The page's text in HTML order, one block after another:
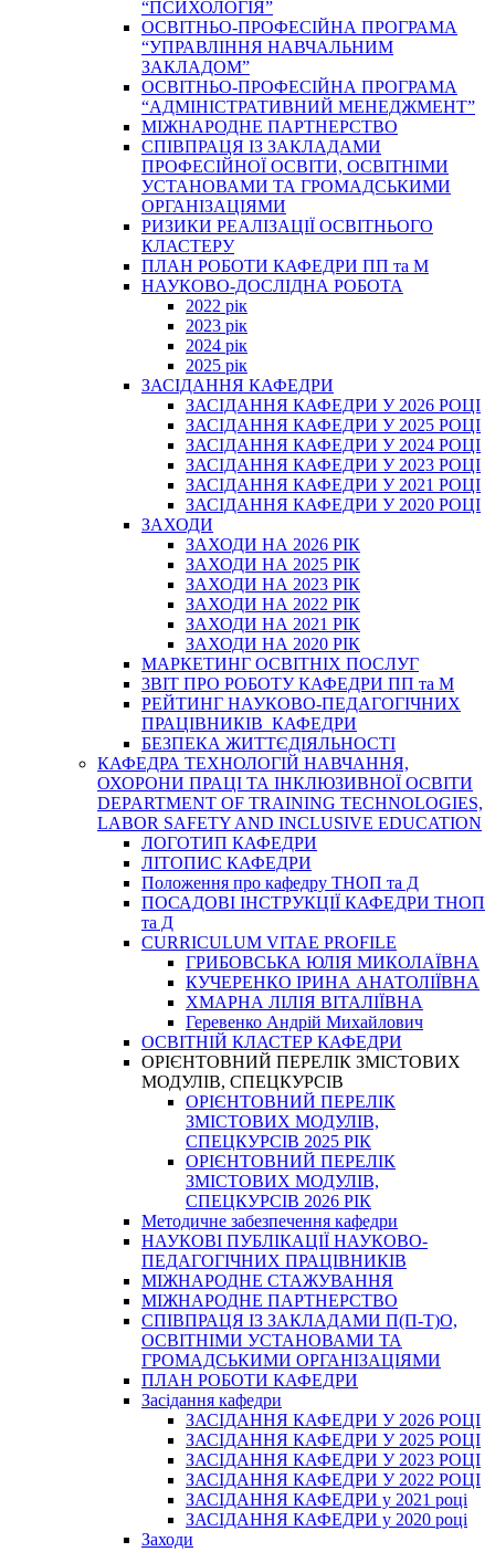
“ПСИХОЛОГІЯ”
ОСВІТНЬО-ПРОФЕСІЙНА ПРОГРАМА
“УПРАВЛІННЯ НАВЧАЛЬНИМ
ЗАКЛАДОМ”
ОСВІТНЬО-ПРОФЕСІЙНА ПРОГРАМА
“АДМІНІСТРАТИВНИЙ МЕНЕДЖМЕНТ”
МІЖНАРОДНЕ ПАРТНЕРСТВО
СПІВПРАЦЯ ІЗ ЗАКЛАДАМИ
ПРОФЕСІЙНОЇ ОСВІТИ, ОСВІТНІМИ
УСТАНОВАМИ ТА ГРОМАДСЬКИМИ
ОРГАНІЗАЦІЯМИ
РИЗИКИ РЕАЛІЗАЦІЇ ОСВІТНЬОГО
КЛАСТЕРУ
ПЛАН РОБОТИ КАФЕДРИ ПП та М
НАУКОВО-ДОСЛІДНА РОБОТА
2022 рік
2023 рік
2024 рік
2025 рік
ЗАСІДАННЯ КАФЕДРИ
ЗАСІДАННЯ КАФЕДРИ У 2026 РОЦІ
ЗАСІДАННЯ КАФЕДРИ У 2025 РОЦІ
ЗАСІДАННЯ КАФЕДРИ У 2024 РОЦІ
ЗАСІДАННЯ КАФЕДРИ У 2023 РОЦІ
ЗАСІДАННЯ КАФЕДРИ У 2021 РОЦІ
ЗАСІДАННЯ КАФЕДРИ У 2020 РОЦІ
ЗАХОДИ
ЗАХОДИ НА 2026 РІК
ЗАХОДИ НА 2025 РІК
ЗАХОДИ НА 2023 РІК
ЗАХОДИ НА 2022 РІК
ЗАХОДИ НА 2021 РІК
ЗАХОДИ НА 2020 РІК
МАРКЕТИНГ ОСВІТНІХ ПОСЛУГ
3BIT ПРО РОБОТУ КАФЕДРИ ПП та М
РЕЙТИНГ НАУКОВО-ПЕДАГОГІЧНИХ
ПРАЦІВНИКІВ КАФЕДРИ
БЕЗПЕКА ЖИТТЄДІЯЛЬНОСТІ
КАФЕДРА ТЕХНОЛОГІЙ НАВЧАННЯ,
ОХОРОНИ ПРАЦІ ТА ІНКЛЮЗИВНОЇ ОСВІТИ
DEPARTMENT OF TRAINING TECHNOLOGIES,
LABOR SAFETY AND INCLUSIVE EDUCATION
ЛОГОТИП КАФЕДРИ
ЛІТОПИС КАФЕДРИ
Положення про кафедру ТНОП та Д
ПОСАДОВІ ІНСТРУКЦІЇ КАФЕДРИ ТНОП
та Д
CURRICULUM VITAE PROFILE
ГРИБОВСЬКА ЮЛІЯ МИКОЛАЇВНА
КУЧЕРЕНКО ІРИНА АНАТОЛІЇВНА
ХМАРНА ЛІЛІЯ ВІТАЛІЇВНА
Геревенко Андрій Михайлович
ОСВІТНІЙ КЛАСТЕР КАФЕДРИ
ОРІЄНТОВНИЙ ПЕРЕЛІК ЗМІСТОВИХ
МОДУЛІВ, СПЕЦКУРСІВ
ОРІЄНТОВНИЙ ПЕРЕЛІК
ЗМІСТОВИХ МОДУЛІВ,
СПЕЦКУРСІВ 2025 РІК
ОРІЄНТОВНИЙ ПЕРЕЛІК
ЗМІСТОВИХ МОДУЛІВ,
СПЕЦКУРСІВ 2026 РІК
Методичне забезпечення кафедри
НАУКОВІ ПУБЛІКАЦІЇ НАУКОВО-
ПЕДАГОГІЧНИХ ПРАЦІВНИКІВ
МІЖНАРОДНЕ СТАЖУВАННЯ
МІЖНАРОДНЕ ПАРТНЕРСТВО
СПІВПРАЦЯ ІЗ ЗАКЛАДАМИ П(П-Т)О,
ОСВІТНІМИ УСТАНОВАМИ ТА
ГРОМАДСЬКИМИ ОРГАНІЗАЦІЯМИ
ПЛАН РОБОТИ КАФЕДРИ
Засідання кафедри
ЗАСІДАННЯ КАФЕДРИ У 2026 РОЦІ
ЗАСІДАННЯ КАФЕДРИ У 2025 РОЦІ
ЗАСІДАННЯ КАФЕДРИ У 2023 РОЦІ
ЗАСІДАННЯ КАФЕДРИ У 2022 РОЦІ
ЗАСІДАННЯ КАФЕДРИ у 2021 році
ЗАСІДАННЯ КАФЕДРИ у 2020 році
Заходи